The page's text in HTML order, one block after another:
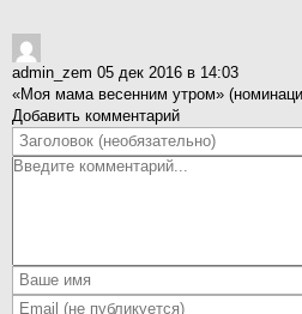
admin_zem 05 дек 2016 в 14:03
«Моя мама весенним утром»
Добавить комментарий